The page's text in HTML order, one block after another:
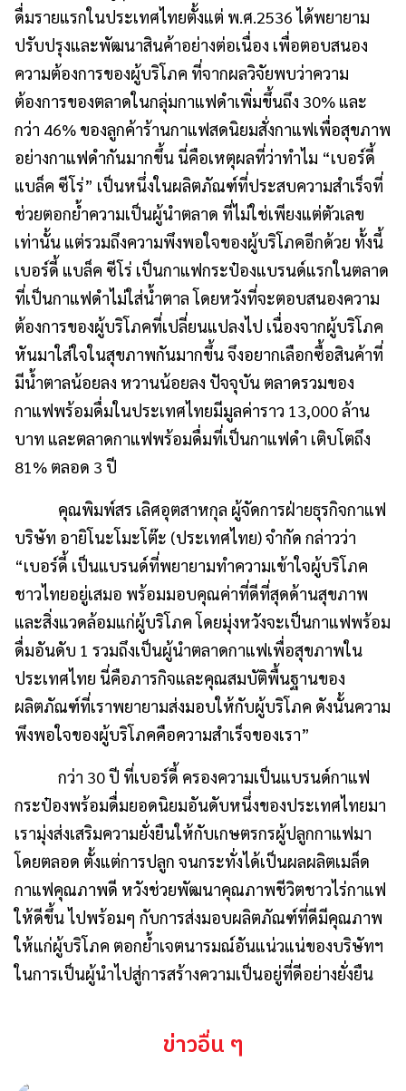
ดื่มรายแรกในประเทศไทยตั้งแต่ พ.ศ.2536 ได้พยายาม
ปรับปรุงและพัฒนาสินค้าอย่างต่อเนื่อง เพื่อตอบสนอง
ความต้องการของผู้บริโภค ที่จากผลวิจัยพบว่าความ
ต้องการของตลาดในกลุ่มกาแฟดำเพิ่มขึ้นถึง 30% และ
กว่า 46% ของลูกค้าร้านกาแฟสดนิยมสั่งกาแฟเพื่อสุขภาพ
อย่างกาแฟดำกันมากขึ้น นี่คือเหตุผลที่ว่าทำไม “เบอร์ดี้
แบล็ค ซีโร่” เป็นหนึ่งในผลิตภัณฑ์ที่ประสบความสำเร็จที่
ช่วยตอกย้ำความเป็นผู้นำตลาด ที่ไม่ใช่เพียงแต่ตัวเลข
เท่านั้น แต่รวมถึงความพึงพอใจของผู้บริโภคอีกด้วย ทั้งนี้
เบอร์ดี้ แบล็ค ซีโร่ เป็นกาแฟกระป๋องแบรนด์แรกในตลาด
ที่เป็นกาแฟดำไม่ใส่น้ำตาล โดยหวังที่จะตอบสนองความ
ต้องการของผู้บริโภคที่เปลี่ยนแปลงไป เนื่องจากผู้บริโภค
หันมาใส่ใจในสุขภาพกันมากขึ้น จึงอยากเลือกซื้อสินค้าที่
มีน้ำตาลน้อยลง หวานน้อยลง ปัจจุบัน ตลาดรวมของ
กาแฟพร้อมดื่มในประเทศไทยมีมูลค่าราว 13,000 ล้าน
บาท และตลาดกาแฟพร้อมดื่มที่เป็นกาแฟดำ เติบโตถึง
81% ตลอด 3 ปี
คุณพิมพ์สร เลิศอุตสาหกุล ผู้จัดการฝ่ายธุรกิจกาแฟ
บริษัท อายิโนะโมะโต๊ะ (ประเทศไทย) จำกัด กล่าวว่า
“เบอร์ดี้ เป็นแบรนด์ที่พยายามทำความเข้าใจผู้บริโภค
ชาวไทยอยู่เสมอ พร้อมมอบคุณค่าที่ดีที่สุดด้านสุขภาพ
และสิ่งแวดล้อมแก่ผู้บริโภค โดยมุ่งหวังจะเป็นกาแฟพร้อม
ดื่มอันดับ 1 รวมถึงเป็นผู้นำตลาดกาแฟเพื่อสุขภาพใน
ประเทศไทย นี่คือภารกิจและคุณสมบัติพื้นฐานของ
ผลิตภัณฑ์ที่เราพยายามส่งมอบให้กับผู้บริโภค ดังนั้นความ
พึงพอใจของผู้บริโภคคือความสำเร็จของเรา”
กว่า 30 ปี ที่เบอร์ดี้ ครองความเป็นแบรนด์กาแฟ
กระป๋องพร้อมดื่มยอดนิยมอันดับหนึ่งของประเทศไทยมา
เรามุ่งส่งเสริมความยั่งยืนให้กับเกษตรกรผู้ปลูกกาแฟมา
โดยตลอด ตั้งแต่การปลูก จนกระทั่งได้เป็นผลผลิตเมล็ด
กาแฟคุณภาพดี หวังช่วยพัฒนาคุณภาพชีวิตชาวไร่กาแฟ
ให้ดีขึ้น ไปพร้อมๆ กับการส่งมอบผลิตภัณฑ์ที่ดีมีคุณภาพ
ให้แก่ผู้บริโภค ตอกย้ำเจตนารมณ์อันแน่วแน่ของบริษัทฯ
ในการเป็นผู้นําไปสู่การสร้างความเป็นอยู่ที่ดีอย่างยั่งยืน
ข่าวอื่น ๆ